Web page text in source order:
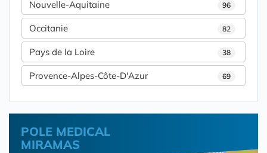
Nouvelle-Aquitaine 96
Occitanie 82
Pays de la Loire 38
Provence-Alpes-Côte-D'Azur 69
POLE MEDICAL
MIRAMAS